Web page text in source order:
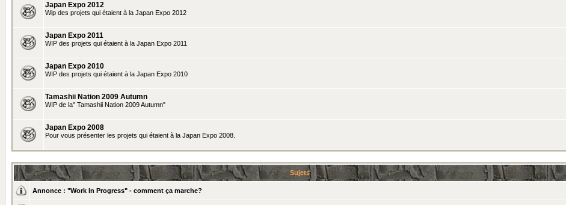
Japan Expo 2012
Wip des projets qui étaient à la Japan Expo 2012
Japan Expo 2011
WIP des projets qui étaient à la Japan Expo 2011
Japan Expo 2010
WIP des projets qui étaient à la Japan Expo 2010
Tamashii Nation 2009 Autumn
WIP de la" Tamashii Nation 2009 Autumn"
Japan Expo 2008
Pour vous présenter les projets qui étaient à la Japan Expo 2008.
Sujets
Annonce : "Work In Progress" - comment ça marche?